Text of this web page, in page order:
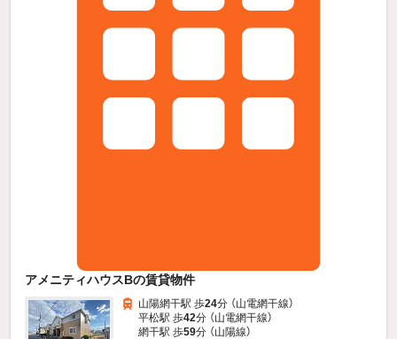
アメニティハウスBの賃貸物件
山陽網干駅 歩24分 （山電網干線）
平松駅 歩42分 （山電網干線）
網干駅 歩59分 （山陽線）